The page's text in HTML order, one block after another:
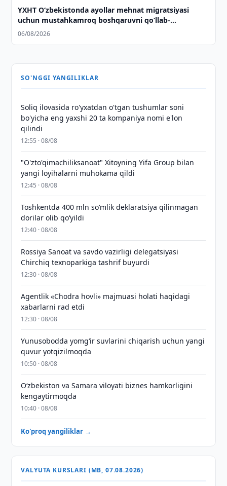
YXHT O‘zbekistonda ayollar mehnat migratsiyasi
uchun mustahkamroq boshqaruvni qo‘llab-
quvvatlaydi
06/08/2026
SO'NGGI YANGILIKLAR
Soliq ilovasida ro'yxatdan o'tgan tushumlar soni
bo'yicha eng yaxshi 20 ta kompaniya nomi e'lon
qilindi
12:55 · 08/08
"O'zto'qimachiliksanoat" Xitoyning Yifa Group bilan
yangi loyihalarni muhokama qildi
12:45 · 08/08
Toshkentda 400 mln so‘mlik deklaratsiya qilinmagan
dorilar olib qo‘yildi
12:40 · 08/08
Rossiya Sanoat va savdo vazirligi delegatsiyasi
Chirchiq texnoparkiga tashrif buyurdi
12:30 · 08/08
Agentlik «Chodra hovli» majmuasi holati haqidagi
xabarlarni rad etdi
12:30 · 08/08
Yunusobodda yomg‘ir suvlarini chiqarish uchun yangi
quvur yotqizilmoqda
10:50 · 08/08
Oʻzbekiston va Samara viloyati biznes hamkorligini
kengaytirmoqda
10:40 · 08/08
Ko'proq yangiliklar →
VALYUTA KURSLARI (MB, 07.08.2026)